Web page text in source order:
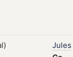
Jules